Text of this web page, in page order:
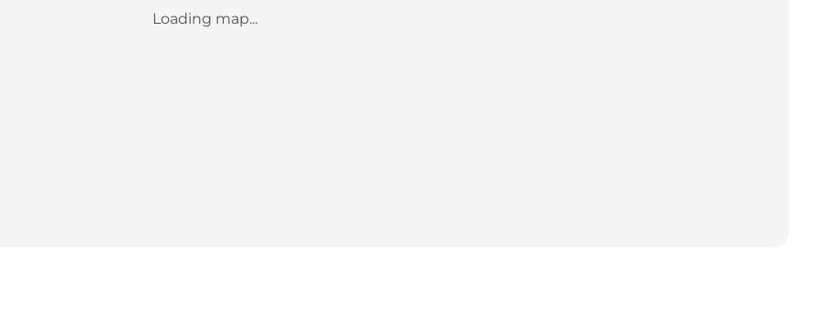
Loading map...